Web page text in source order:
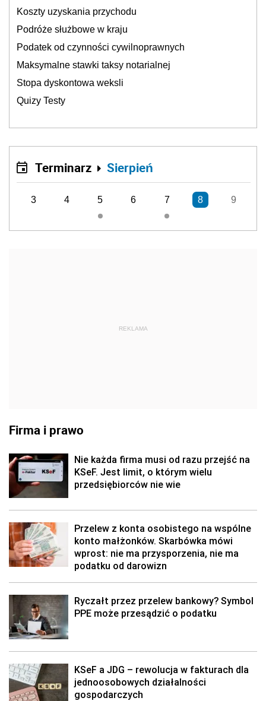
Koszty uzyskania przychodu
Podróże służbowe w kraju
Podatek od czynności cywilnoprawnych
Maksymalne stawki taksy notarialnej
Stopa dyskontowa weksli
Quizy Testy
Terminarz Sierpień
3 4 5 6 7 8 9
REKLAMA
Firma i prawo
Nie każda firma musi od razu przejść na
KSeF. Jest limit, o którym wielu
przedsiębiorców nie wie
Przelew z konta osobistego na wspólne
konto małżonków. Skarbówka mówi
wprost: nie ma przysporzenia, nie ma
podatku od darowizn
Ryczałt przez przelew bankowy? Symbol
PPE może przesądzić o podatku
KSeF a JDG – rewolucja w fakturach dla
jednoosobowych działalności
gospodarczych